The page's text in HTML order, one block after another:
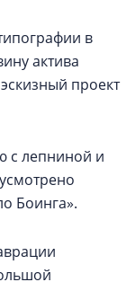
в
актива
эскизный проект
с лепниной и
Боинга».